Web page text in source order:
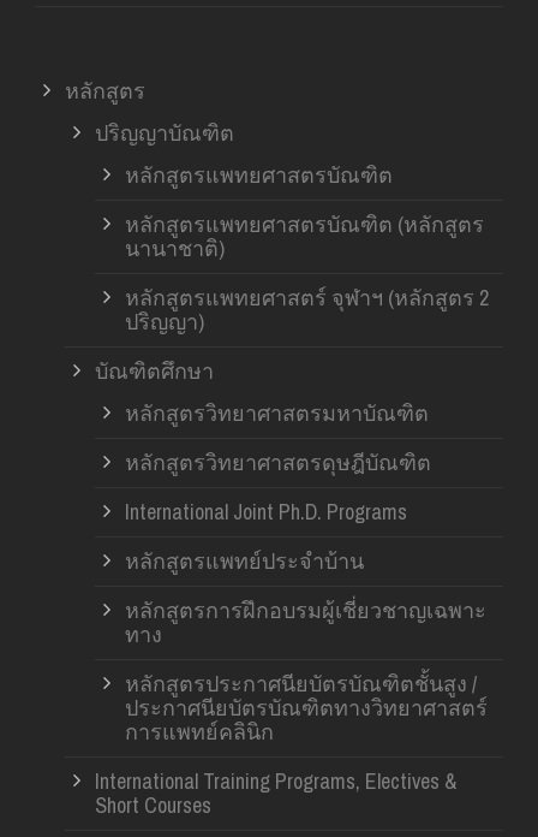
หลักสูตร
ปริญญาบัณฑิต
หลักสูตรแพทยศาสตรบัณฑิต
หลักสูตรแพทยศาสตรบัณฑิต (หลักสูตร
นานาชาติ)
หลักสูตรแพทยศาสตร์ จุฬาฯ (หลักสูตร 2
ปริญญา)
บัณฑิตศึกษา
หลักสูตรวิทยาศาสตรมหาบัณฑิต
หลักสูตรวิทยาศาสตรดุษฎีบัณฑิต
International Joint Ph.D. Programs
หลักสูตรแพทย์ประจำบ้าน
หลักสูตรการฝึกอบรมผู้เชี่ยวชาญเฉพาะ
ทาง
หลักสูตรประกาศนียบัตรบัณฑิตชั้นสูง /
ประกาศนียบัตรบัณฑิตทางวิทยาศาสตร์
การแพทย์คลินิก
International Training Programs, Electives &
Short Courses